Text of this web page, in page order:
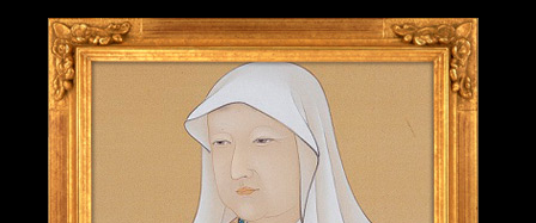
ご意見・ご感想 会社情報